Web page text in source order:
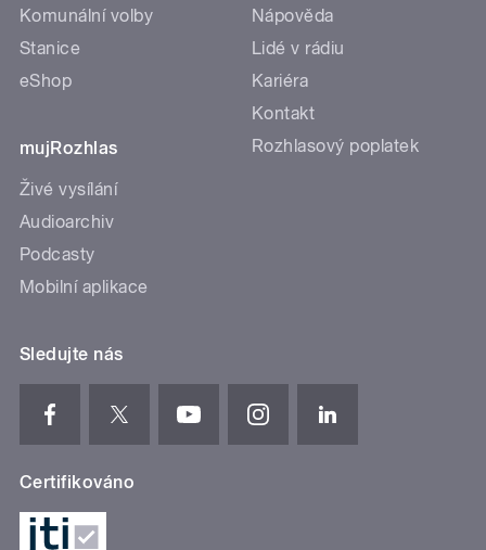
Komunální volby
Stanice
eShop
mujRozhlas
Živé vysílání
Audioarchiv
Podcasty
Mobilní aplikace
Nápověda
Lidé v rádiu
Kariéra
Kontakt
Rozhlasový poplatek
Sledujte nás
Certifikováno